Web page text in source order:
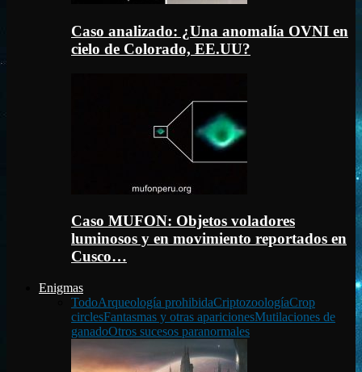
Caso analizado: ¿Una anomalía OVNI en
cielo de Colorado, EE.UU?
Caso MUFON: Objetos voladores
luminosos y en movimiento reportados en
Cusco…
Enigmas
TodoArqueología prohibidaCriptozoologíaCrop
circlesFantasmas y otras aparicionesMutilaciones de
ganadoOtros sucesos paranormales